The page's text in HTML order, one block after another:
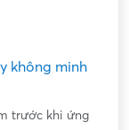
không minh
trước khi ứng